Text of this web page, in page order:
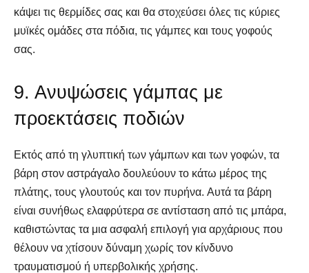
κάψει τις θερμίδες σας και θα στοχεύσει όλες τις κύριες
μυϊκές ομάδες στα πόδια, τις γάμπες και τους γοφούς
σας.
9. Ανυψώσεις γάμπας με
προεκτάσεις ποδιών
Εκτός από τη γλυπτική των γάμπων και των γοφών, τα
βάρη στον αστράγαλο δουλεύουν το κάτω μέρος της
πλάτης, τους γλουτούς και τον πυρήνα. Αυτά τα βάρη
είναι συνήθως ελαφρύτερα σε αντίσταση από τις μπάρα,
καθιστώντας τα μια ασφαλή επιλογή για αρχάριους που
θέλουν να χτίσουν δύναμη χωρίς τον κίνδυνο
τραυματισμού ή υπερβολικής χρήσης.